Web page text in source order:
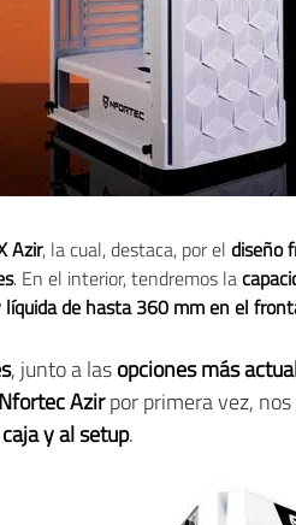
Azir, la cual, destaca, por el diseño
. En el interior, tendremos la
de hasta 360 mm en el
, junto a lasopciones más
Azirpor primera vez, nos
y al setup.